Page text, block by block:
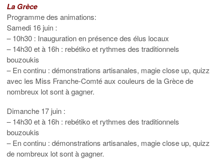
La Grèce
Programme des animations:
Samedi 16 juin :
– 10h30 : Inauguration en présence des élus locaux
– 14h30 et à 16h : rebétiko et rythmes des traditionnels
bouzoukis
– En continu : démonstrations artisanales, magie close up, quizz
avec les Miss Franche-Comté aux couleurs de la Grèce de
nombreux lot sont à gagner.
Dimanche 17 juin :
– 14h30 et à 16h : rebétiko et rythmes des traditionnels
bouzoukis
– En continu : démonstrations artisanales, magie close up, quizz
de nombreux lot sont à gagner.